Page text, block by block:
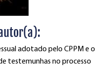
adotado pelo CPPM e o
testemunhas no processo